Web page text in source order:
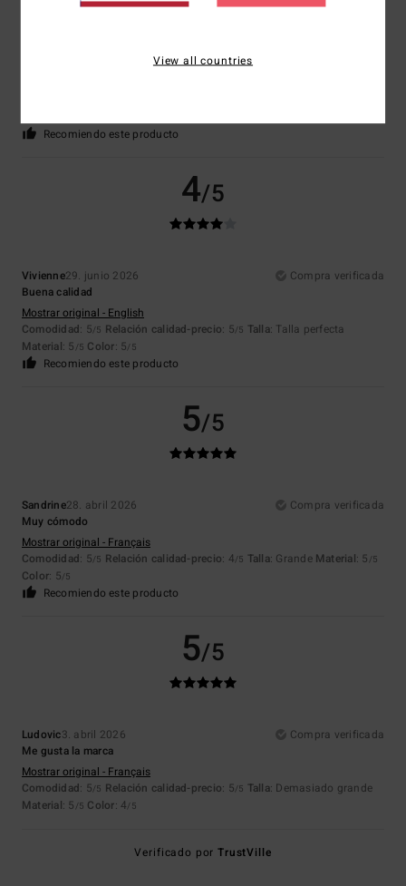
Recomiendo este producto
4/5
Vivienne29. junio 2026
Compra verificada
Buena calidad
Mostrar original - English
Comodidad: 5/5 Relación calidad-precio: 5/5 Talla: Talla perfecta
Material: 5 /5 Color: 5/5
Recomiendo este producto
5/5
Sandrine28. abril 2026
Compra verificada
Muy cómodo
Mostrar original - Français
Comodidad: 5/5 Relación calidad-precio: 4/5 Talla: Grande Material: 5 /5
Color: 5/5
Recomiendo este producto
5/5
Ludovic3. abril 2026
Compra verificada
Me gusta la marca
Mostrar original - Français
Comodidad: 5/5 Relación calidad-precio: 5/5 Talla: Demasiado grande
Material: 5 /5 Color: 4/5
Verificado porTrustVille
View all countries